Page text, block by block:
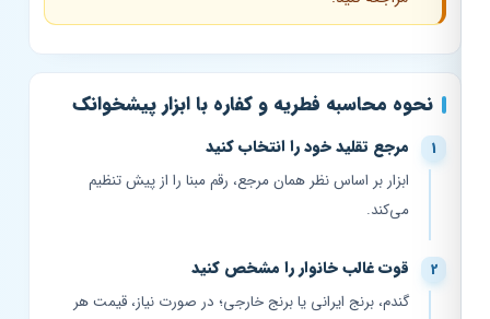
نحوه محاسبه فطریه و کفاره با ابزار پیشخوانک
مرجع تقلید خود را انتخاب کنید
ابزار بر اساس نظر همان مرجع، رقم مبنا را از پیش تنظیم
می‌کند.
قوت غالب خانوار را مشخص کنید
گندم، برنج ایرانی یا برنج خارجی؛ در صورت نیاز، قیمت هر